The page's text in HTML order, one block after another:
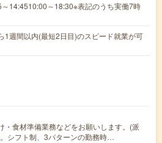
14:4510:00～18:30※表記のうち実働7時
1週間以内(最短2日目)のスピード就業が可
・食材準備業務などをお願いします。(派
シフト制、3パターンの勤務時…